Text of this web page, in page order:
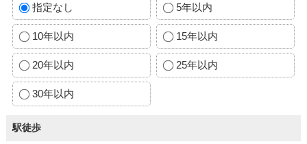
指定なし 5年以内
10年以内 15年以内
20年以内 25年以内
30年以内
駅徒歩